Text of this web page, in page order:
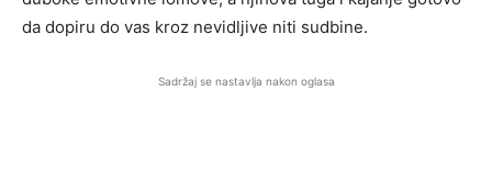
da dopiru do vas kroz nevidljive niti sudbine.
Sadržaj se nastavlja nakon oglasa